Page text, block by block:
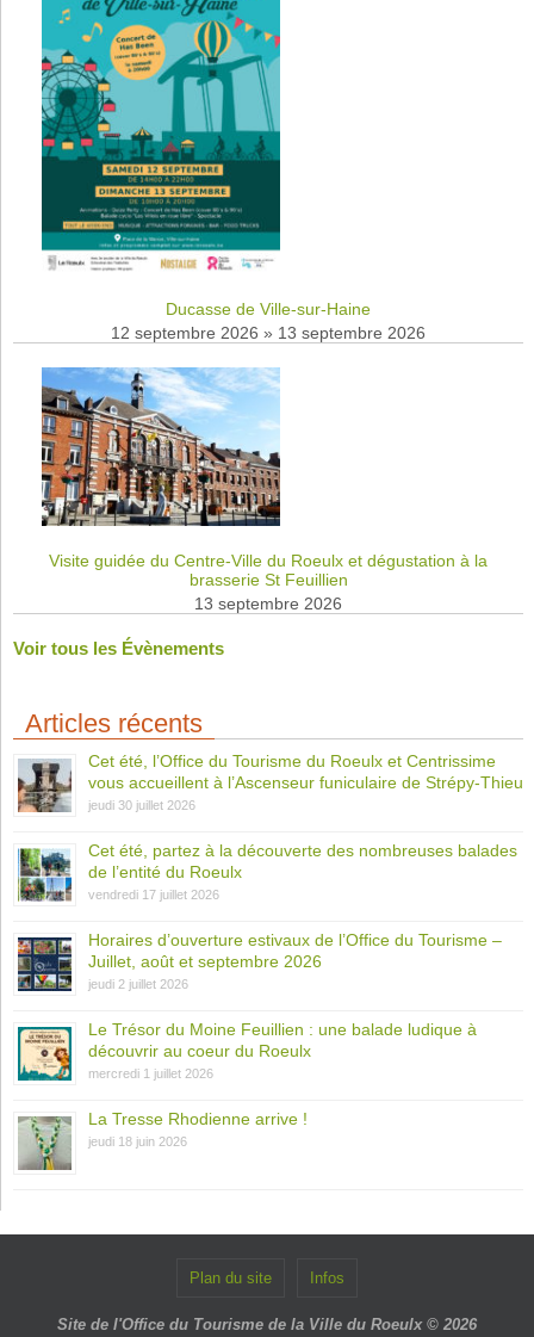
Ducasse de Ville-sur-Haine
12 septembre 2026 » 13 septembre 2026
Visite guidée du Centre-Ville du Roeulx et dégustation à la
brasserie St Feuillien
13 septembre 2026
Voir tous les Évènements
Articles récents
Cet été, l’Office du Tourisme du Roeulx et Centrissime
vous accueillent à l’Ascenseur funiculaire de Strépy-Thieu
jeudi 30 juillet 2026
Cet été, partez à la découverte des nombreuses balades
de l’entité du Roeulx
vendredi 17 juillet 2026
Horaires d’ouverture estivaux de l’Office du Tourisme –
Juillet, août et septembre 2026
jeudi 2 juillet 2026
Le Trésor du Moine Feuillien : une balade ludique à
découvrir au coeur du Roeulx
mercredi 1 juillet 2026
La Tresse Rhodienne arrive !
jeudi 18 juin 2026
Plan du site Infos
Site de l'Office du Tourisme de la Ville du Roeulx © 2026